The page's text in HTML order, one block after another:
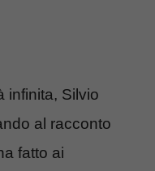
infinita, Silvio
al racconto
fatto ai